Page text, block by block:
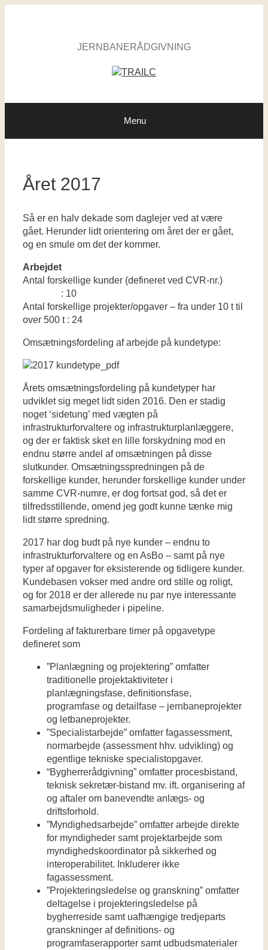
JERNBANERÅDGIVNING
Menu
Året 2017
Så er en halv dekade som daglejer ved at være
gået. Herunder lidt orientering om året der er gået,
og en smule om det der kommer.
Arbejdet
Antal forskellige kunder (defineret ved CVR-nr.)
: 10
Antal forskellige projekter/opgaver – fra under 10 t til
over 500 t : 24
Omsætningsfordeling af arbejde på kundetype:
Årets omsætningsfordeling på kundetyper har
udviklet sig meget lidt siden 2016. Den er stadig
noget ‘sidetung’ med vægten på
infrastrukturforvaltere og infrastrukturplanlæggere,
og der er faktisk sket en lille forskydning mod en
endnu større andel af omsætningen på disse
slutkunder. Omsætningsspredningen på de
forskellige kunder, herunder forskellige kunder under
samme CVR-numre, er dog fortsat god, så det er
tilfredsstillende, omend jeg godt kunne tænke mig
lidt større spredning.
2017 har dog budt på nye kunder – endnu to
infrastrukturforvaltere og en AsBo – samt på nye
typer af opgaver for eksisterende og tidligere kunder.
Kundebasen vokser med andre ord stille og roligt,
og for 2018 er der allerede nu par nye interessante
samarbejdsmuligheder i pipeline.
Fordeling af fakturerbare timer på opgavetype
defineret som
”Planlægning og projektering” omfatter
traditionelle projektaktiviteter i
planlægningsfase, definitionsfase,
programfase og detailfase – jernbaneprojekter
og letbaneprojekter.
”Specialistarbejde” omfatter fagassessment,
normarbejde (assessment hhv. udvikling) og
egentlige tekniske specialistopgaver.
“Bygherrerådgivning” omfatter procesbistand,
teknisk sekretær-bistand mv. ift. organisering af
og aftaler om banevendte anlægs- og
driftsforhold.
”Myndighedsarbejde” omfatter arbejde direkte
for myndigheder samt projektarbejde som
myndighedskoordinator på sikkerhed og
interoperabilitet. Inkluderer ikke
fagassessment.
”Projekteringsledelse og granskning” omfatter
deltagelse i projekteringsledelse på
bygherreside samt uafhængige tredjeparts
granskninger af definitions- og
programfaserapporter samt udbudsmaterialer